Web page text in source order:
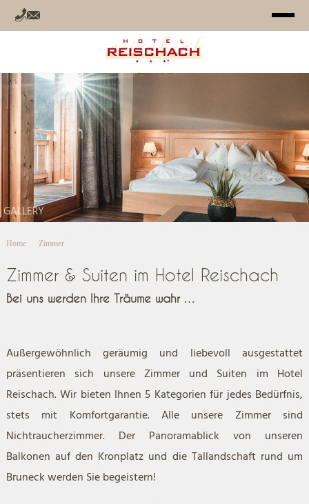
HOTEL
ZIMMER
ANGEBOTE
RELAX
SOMMER
WINTER
INFO
GALLERY
Home Zimmer
Zimmer & Suiten im Hotel Reischach
Bei uns werden Ihre Träume wahr …
Außergewöhnlich geräumig und liebevoll ausgestattet
präsentieren sich unsere Zimmer und Suiten im Hotel
Reischach. Wir bieten Ihnen 5 Kategorien für jedes Bedürfnis,
stets mit Komfortgarantie. Alle unsere Zimmer sind
Nichtraucherzimmer. Der Panoramablick von unseren
Balkonen auf den Kronplatz und die Tallandschaft rund um
Bruneck werden Sie begeistern!